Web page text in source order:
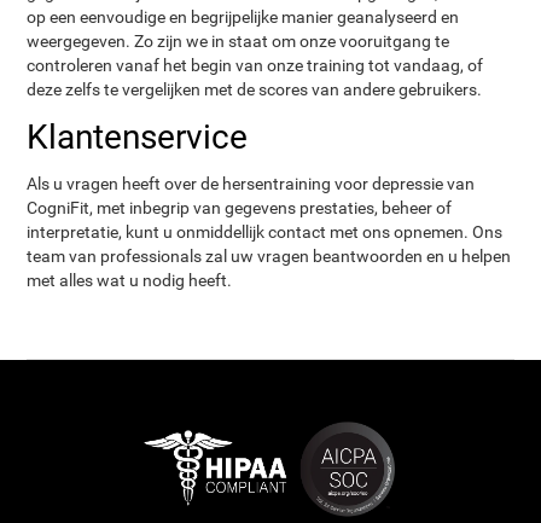
op een eenvoudige en begrijpelijke manier geanalyseerd en
weergegeven. Zo zijn we in staat om onze vooruitgang te
controleren vanaf het begin van onze training tot vandaag, of
deze zelfs te vergelijken met de scores van andere gebruikers.
Klantenservice
Als u vragen heeft over de hersentraining voor depressie van
CogniFit, met inbegrip van gegevens prestaties, beheer of
interpretatie, kunt u onmiddellijk contact met ons opnemen. Ons
team van professionals zal uw vragen beantwoorden en u helpen
met alles wat u nodig heeft.